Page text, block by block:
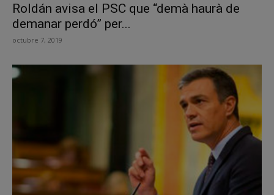
Roldán avisa el PSC que “demà haurà de
demanar perdó” per...
octubre 7, 2019